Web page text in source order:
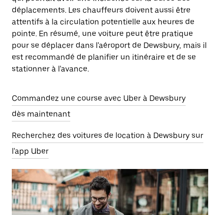
déplacements. Les chauffeurs doivent aussi être
attentifs à la circulation potentielle aux heures de
pointe. En résumé, une voiture peut être pratique
pour se déplacer dans l'aéroport de Dewsbury, mais il
est recommandé de planifier un itinéraire et de se
stationner à l'avance.
Commandez une course avec Uber à Dewsbury
dès maintenant
Recherchez des voitures de location à Dewsbury sur
l'app Uber